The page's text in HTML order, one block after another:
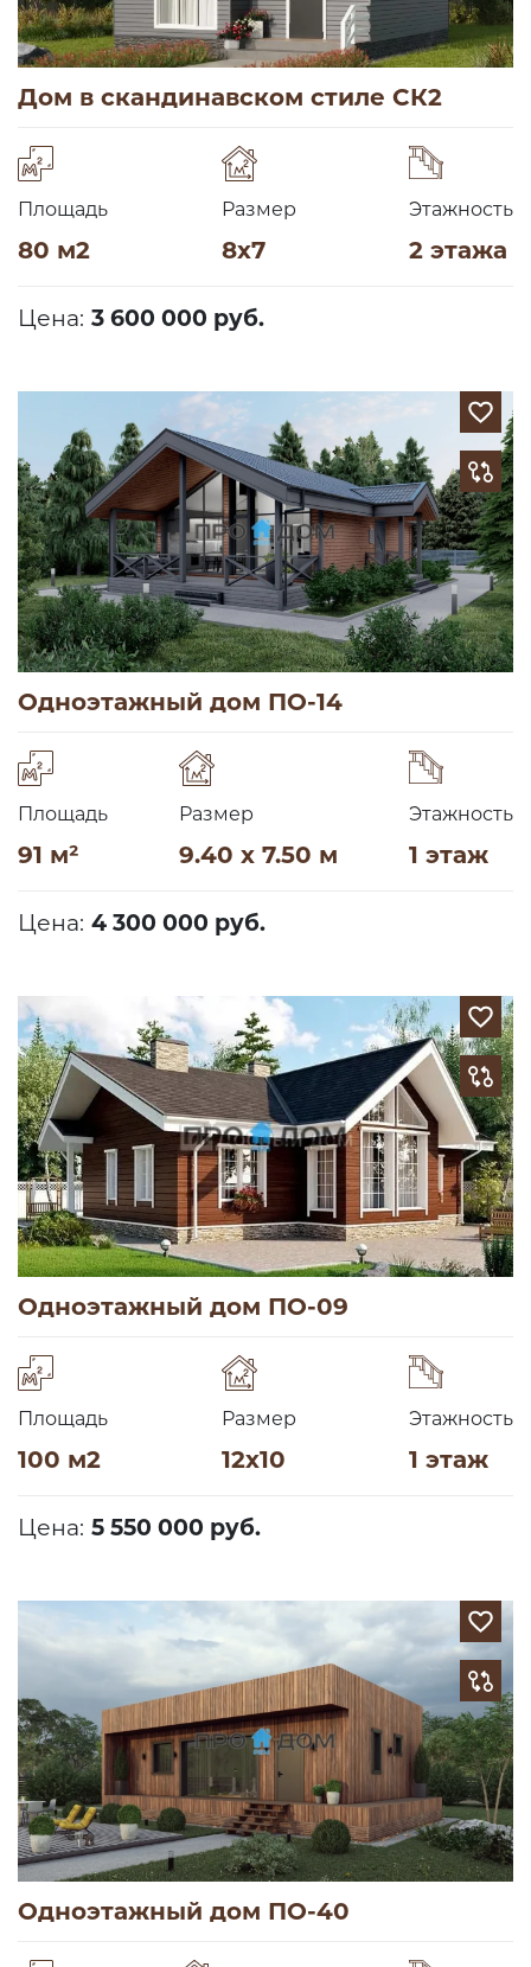
Дом в скандинавском стиле СК2
Площадь
80 м2
Размер
8х7
Этажность
2 этажа
Цена: 3 600 000 руб.
Одноэтажный дом ПО-14
Площадь
91 м²
Размер
9.40 x 7.50 м
Этажность
1 этаж
Цена: 4 300 000 руб.
Одноэтажный дом ПО-09
Площадь
100 м2
Размер
12х10
Этажность
1 этаж
Цена: 5 550 000 руб.
Одноэтажный дом ПО-40